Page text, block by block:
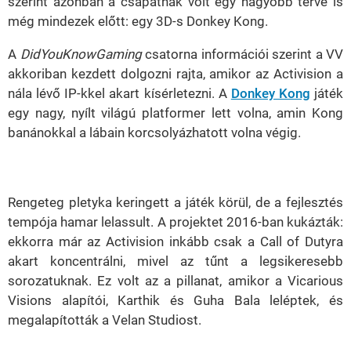
még mindezek előtt: egy 3D-s Donkey Kong.
A DidYouKnowGamingcsatorna információi szerint a VV
akkoriban kezdett dolgozni rajta, amikor az Activision a
nála lévő IP-kkel akart kísérletezni. A Donkey Kong játék
egy nagy, nyílt világú platformer lett volna, amin Kong
banánokkal a lábain korcsolyázhatott volna végig.
Rengeteg pletyka keringett a játék körül, de a fejlesztés
tempója hamar lelassult. A projektet 2016-ban kukázták:
ekkorra már az Activision inkább csak a Call of Dutyra
akart koncentrálni, mivel az tűnt a legsikeresebb
sorozatuknak. Ez volt az a pillanat, amikor a Vicarious
Visions alapítói, Karthik és Guha Bala leléptek, és
megalapították a Velan Studiost.